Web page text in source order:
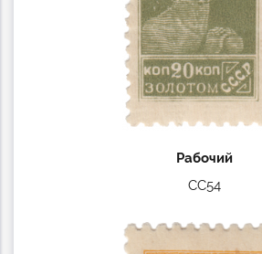
Рабочий
СС54